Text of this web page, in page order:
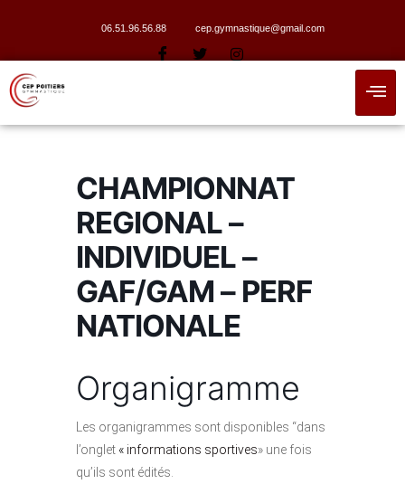
06.51.96.56.88 cep.gymnastique@gmail.com
CHAMPIONNAT
REGIONAL –
INDIVIDUEL –
GAF/GAM – PERF
NATIONALE
Organigramme
Les organigrammes sont disponibles “dans
l’onglet « informations sportives» une fois
qu’ils sont édités.